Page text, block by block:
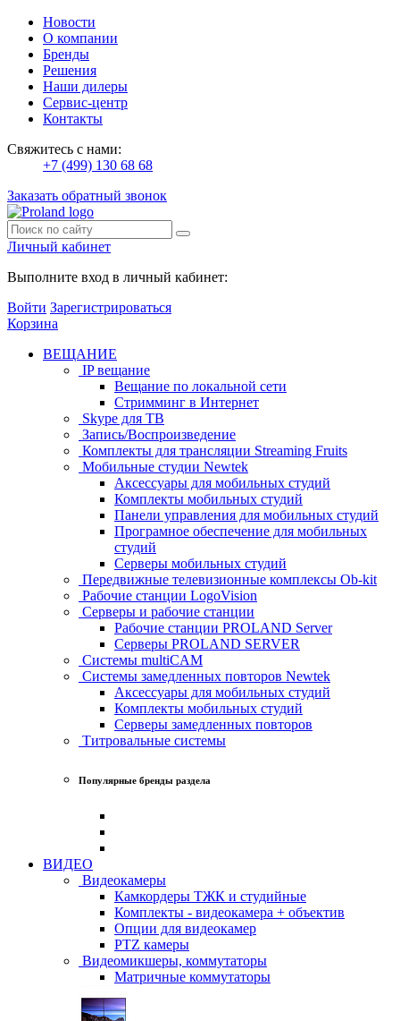
Новости
О компании
Бренды
Решения
Наши дилеры
Сервис-центр
Контакты
Свяжитесь с нами:
+7 (499) 130 68 68
Заказать обратный звонок
Личный кабинет
Выполните вход в личный кабинет:
Войти Зарегистрироваться
Корзина
ВЕЩАНИЕ
IP вещание
Вещание по локальной сети
Стримминг в Интернет
Skype для ТВ
Запись/Воспроизведение
Комплекты для трансляции Streaming Fruits
Мобильные студии Newtek
Аксессуары для мобильных студий
Комплекты мобильных студий
Панели управления для мобильных студий
Програмное обеспечение для мобильных
студий
Серверы мобильных студий
Передвижные телевизионные комплексы Ob-kit
Рабочие станции LogoVision
Серверы и рабочие станции
Рабочие станции PROLAND Server
Серверы PROLAND SERVER
Системы multiCAM
Системы замедленных повторов Newtek
Аксессуары для мобильных студий
Комплекты мобильных студий
Серверы замедленных повторов
Титровальные системы
Популярные бренды раздела
ВИДЕО
Видеокамеры
Камкордеры ТЖК и студийные
Комплекты - видеокамера + объектив
Опции для видеокамер
PTZ камеры
Видеомикшеры, коммутаторы
Матричные коммутаторы